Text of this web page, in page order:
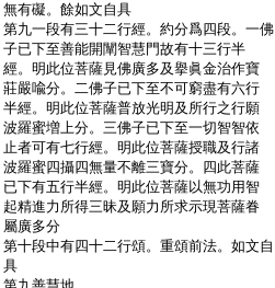
無有礙。餘如文自具
第九一段有三十二行經。約分爲四段。一佛
子已下至善能開闡智慧門故有十三行半
經。明此位菩薩見佛廣多及擧眞金治作寶
莊嚴喩分。二佛子已下至不可窮盡有六行
半經。明此位菩薩普放光明及所行之行願
波羅蜜増上分。三佛子已下至一切智智依
止者可有七行經。明此位菩薩授職及行諸
波羅蜜四攝四無量不離三寶分。四此菩薩
已下有五行半經。明此位菩薩以無功用智
起精進力所得三昧及願力所求示現菩薩眷
屬廣多分
第十段中有四十二行頌。重頌前法。如文自
具